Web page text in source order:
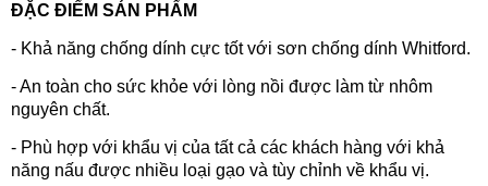
ĐẶC ĐIỂM SẢN PHẨM
- Khả năng chống dính cực tốt với sơn chống dính Whitford.
- An toàn cho sức khỏe với lòng nồi được làm từ nhôm
nguyên chất.
- Phù hợp với khẩu vị của tất cả các khách hàng với khả
năng nấu được nhiều loại gạo và tùy chỉnh về khẩu vị.